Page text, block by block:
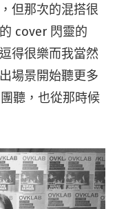
但那次的混搭很
cover 閃靈的
得很樂而我當然
場景開始聽更多
聽，也從那時候